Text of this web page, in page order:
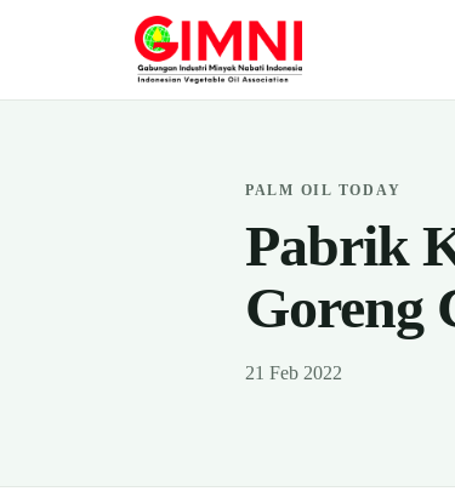
PALM OIL TODAY
Pabrik
Goreng
21 Feb 2022